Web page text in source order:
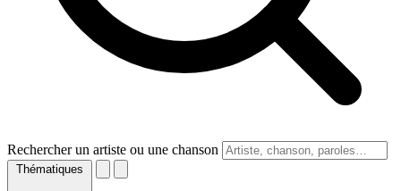
Rechercher un artiste ou une chanson
Thématiques